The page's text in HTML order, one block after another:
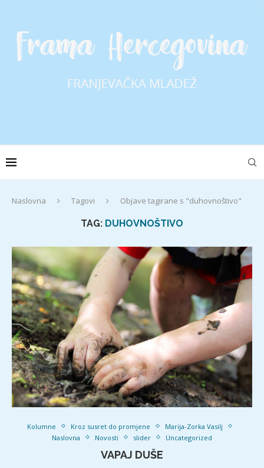
Naslovna Tagovi Objave tagirane s "duhovnoštivo"
TAG: DUHOVNOŠTIVO
Kolumne Kroz susret do promjene
Marija-Zorka Vasilj
Naslovna
Novosti slider Uncategorized
VAPAJ DUŠE